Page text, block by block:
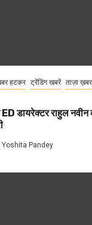
हटकर ट्रेंडिंग खबरें ताज़ा ख़बर
डायरेक्टर राहुल नवीन
Yoshita Pandey